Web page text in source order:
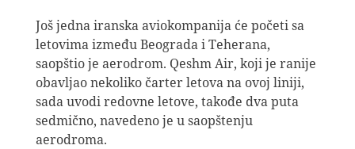
Još jedna iranska aviokompanija će početi sa
letovima između Beograda i Teherana,
saopštio je aerodrom. Qeshm Air, koji je ranije
obavljao nekoliko čarter letova na ovoj liniji,
sada uvodi redovne letove, takođe dva puta
sedmično, navedeno je u saopštenju
aerodroma.